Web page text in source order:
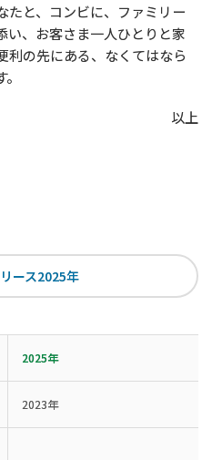
と、コンビに、ファミリー
い、お客さま一人ひとりと家
利の先にある、なくてはなら
以上
ース2025年
2025年
2023年